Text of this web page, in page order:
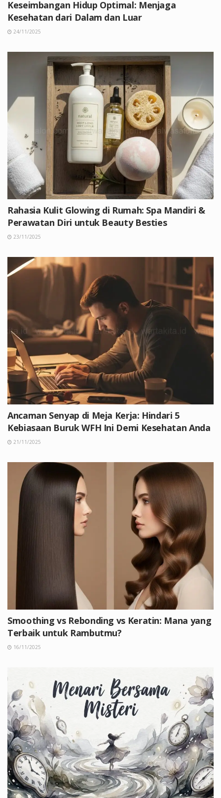
Keseimbangan Hidup Optimal: Menjaga
Kesehatan dari Dalam dan Luar
24/11/2025
Rahasia Kulit Glowing di Rumah: Spa Mandiri &
Perawatan Diri untuk Beauty Besties
23/11/2025
Ancaman Senyap di Meja Kerja: Hindari 5
Kebiasaan Buruk WFH Ini Demi Kesehatan Anda
21/11/2025
Smoothing vs Rebonding vs Keratin: Mana yang
Terbaik untuk Rambutmu?
16/11/2025